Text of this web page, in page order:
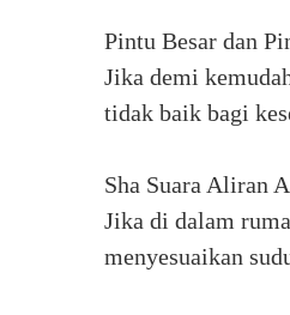
Pintu Besar dan
Jika demi
tidak baik bagi
Sha Suara Aliran
Jika di dalam
menyesuaikan